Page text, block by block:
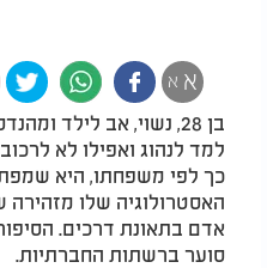
א א
בן 28, נשוי, אב לילד
למד לנהוג ואפילו לא
כך לפי משפחתו, היא
האסטרולוגיה שלו
אדם בתאונת דרכים. הסיפור
סוער ברשתות החברתיות.